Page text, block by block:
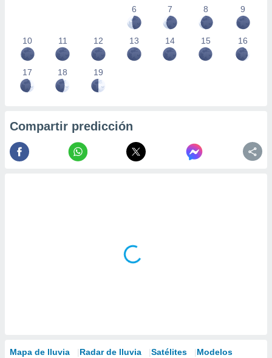
6
7 8 9
10 11 12 13 14 15 16
17 18 19
Compartir predicción
Mapa de lluvia Radar de lluvia Satélites Modelos